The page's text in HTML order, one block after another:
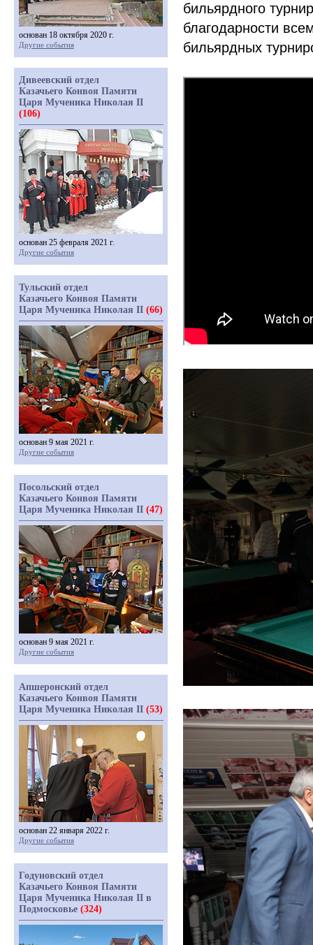
бильярдного
благодарности
бильярдных
основан 18 октября 2020 г.
Другие события
Дивеевский отдел
Казачьего Конвоя Памяти
Царя Мученика Николая II
(106)
основан 25 февраля 2021 г.
Другие события
Тульский отдел
Казачьего Конвоя Памяти
Царя Мученика Николая II (66)
основан 9 мая 2021 г.
Другие события
Посольский отдел
Казачьего Конвоя Памяти
Царя Мученика Николая II (47)
основан 9 мая 2021 г.
Другие события
Апшеронский отдел
Казачьего Конвоя Памяти
Царя Мученика Николая II (53)
основан 22 января 2022 г.
Другие события
Годуновский отдел
Казачьего Конвоя Памяти
Царя Мученика Николая II в
Подмосковье (324)